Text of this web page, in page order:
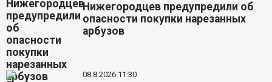
Нижегородцев предупредили об
опасности покупки нарезанных
арбузов
08.8.2026 11:30